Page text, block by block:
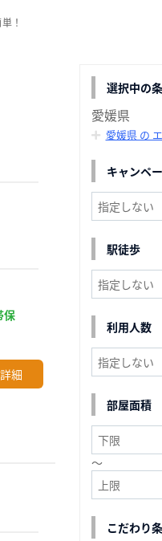
保
詳細
！
選択中の
愛媛県
愛媛県 の
キャンペ
駅徒歩
利用人数
部屋面積
～
こだわり